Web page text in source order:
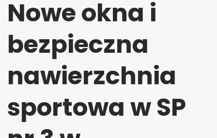
Nowe okna i
bezpieczna
nawierzchnia
sportowa w SP